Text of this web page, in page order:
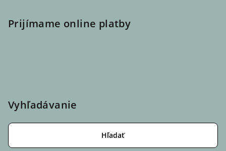
Prijímame online platby
Vyhľadávanie
Hľadať